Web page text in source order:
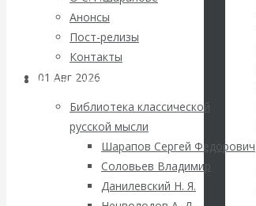
Анонсы
Пост-релизы
Контакты
Библиотека
Библиотека классической
русской мысли
Шарапов Сергей Федорович
Соловьев Владимир
Данилевский Н. Я.
счетов
01 Авг 2026
ВАлентин
Катасонов.